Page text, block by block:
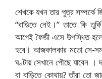
শেখকে যখন তার পুত্র সম্পর্কে
“বাড়িতে নেই।” তাতে কি
আগেই ফৈজী এসে উপস্থিত
হবে। আজকালকার মতো সে-
ঘণ্টায় সেখানে পৌছে যাবেন ।
বা বাড়িতে কোথায়? তাঁরা তো